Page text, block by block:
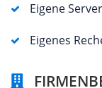
Eigene Server
Eigenes